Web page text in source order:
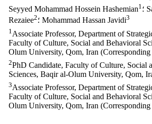
Seyyed Mohammad Hossein Hashemian1 ؛ Sayed Saber
Rezaiee2 ؛ Mohammad Hassan Javidi3
1 Associate Professor, Department of
Faculty of Culture, Social and Behavioral
Olum University, Qom, Iran
2PhD Candidate, Faculty of Culture, Social
Sciences, Baqir al-Olum University, Qom,
3Associate Professor, Department of
Faculty of Culture, Social and Behavioral
Olum University, Qom, Iran